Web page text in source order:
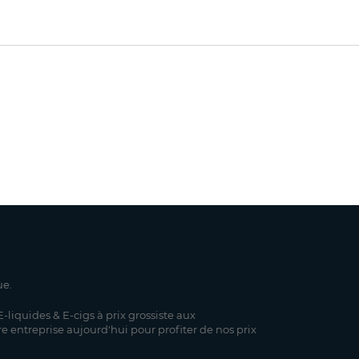
& E-cigs à prix grossiste aux
entreprise aujourd'hui pour profiter de nos prix